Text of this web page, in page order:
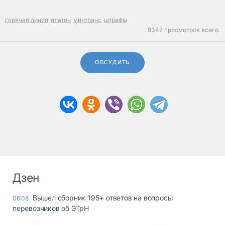
горячая линия платон минтранс штрафы
9347 просмотров всего.
ОБСУДИТЬ
Дзен
06.08 Вышел сборник 195+ ответов на вопросы
перевозчиков об ЭТрН